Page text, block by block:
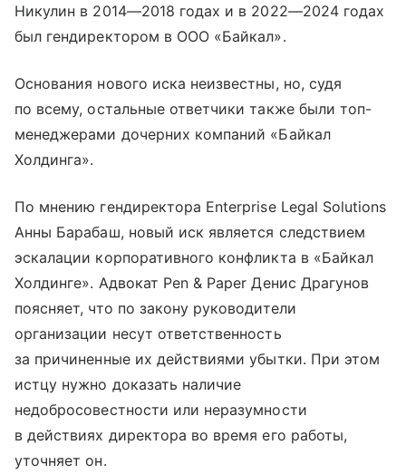
Никулин в 2014—2018 годах и в 2022—2024 годах
был гендиректором в ООО «Байкал».
Основания нового иска неизвестны, но, судя
по всему, остальные ответчики также были топ-
менеджерами дочерних компаний «Байкал
Холдинга».
По мнению гендиректора Enterprise Legal Solutions
Анны Барабаш, новый иск является следствием
эскалации корпоративного конфликта в «Байкал
Холдинге». Адвокат Pen & Paper Денис Драгунов
поясняет, что по закону руководители
организации несут ответственность
за причиненные их действиями убытки. При этом
истцу нужно доказать наличие
недобросовестности или неразумности
в действиях директора во время его работы,
уточняет он.